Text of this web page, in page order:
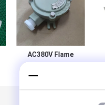
AC380V Flame
Proof Junction
Box Cable